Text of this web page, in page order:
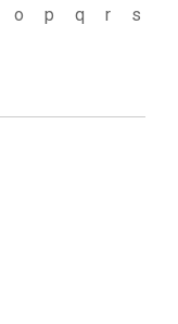
o p q r
s